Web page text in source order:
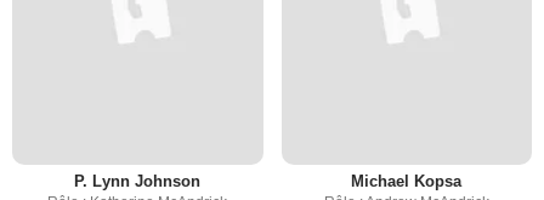
P. Lynn Johnson Michael Kopsa